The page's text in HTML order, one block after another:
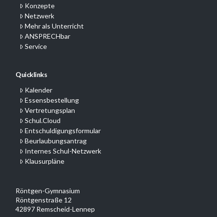
Konzepte
Netzwerk
Mehr als Unterricht
ANSPRECHbar
Service
Quicklinks
Kalender
Essensbestellung
Vertretungsplan
Schul.Cloud
Entschuldigungsformular
Beurlaubungsantrag
Internes Schul-Netzwerk
Klausurpläne
Röntgen-Gymnasium
Röntgenstraße 12
42897 Remscheid-Lennep